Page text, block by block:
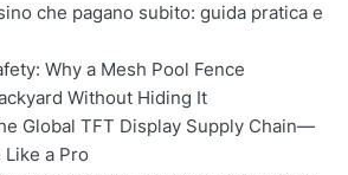
che pagano subito: guida pratica e
Why a Mesh Pool Fence
Without Hiding It
Global TFT Display Supply Chain—
a Pro